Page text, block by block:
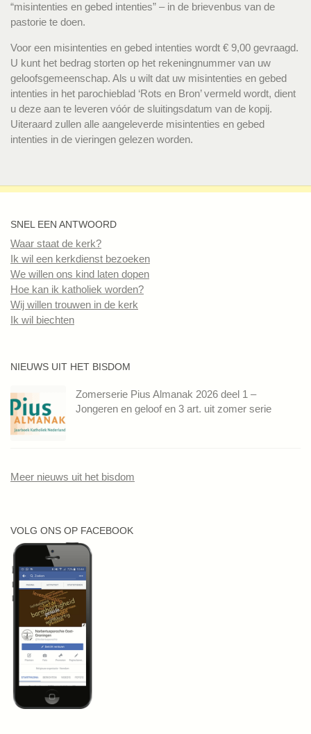
“misintenties en gebed intenties” – in de brievenbus van de
pastorie te doen.
Voor een misintenties en gebed intenties wordt € 9,00 gevraagd.
U kunt het bedrag storten op het rekeningnummer van uw
geloofsgemeenschap. Als u wilt dat uw misintenties en gebed
intenties in het parochieblad ‘Rots en Bron’ vermeld wordt, dient
u deze aan te leveren vóór de sluitingsdatum van de kopij.
Uiteraard zullen alle aangeleverde misintenties en gebed
intenties in de vieringen gelezen worden.
SNEL EEN ANTWOORD
Waar staat de kerk?
Ik wil een kerkdienst bezoeken
We willen ons kind laten dopen
Hoe kan ik katholiek worden?
Wij willen trouwen in de kerk
Ik wil biechten
NIEUWS UIT HET BISDOM
Zomerserie Pius Almanak 2026 deel 1 –
Jongeren en geloof en 3 art. uit zomer serie
Meer nieuws uit het bisdom
VOLG ONS OP FACEBOOK